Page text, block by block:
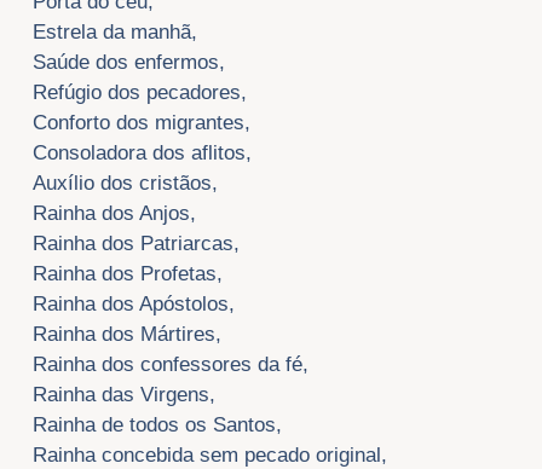
Estrela da manhã,
Saúde dos enfermos,
Refúgio dos pecadores,
Conforto dos migrantes,
Consoladora dos aflitos,
Auxílio dos cristãos,
Rainha dos Anjos,
Rainha dos Patriarcas,
Rainha dos Profetas,
Rainha dos Apóstolos,
Rainha dos Mártires,
Rainha dos confessores da fé,
Rainha das Virgens,
Rainha de todos os Santos,
Rainha concebida sem pecado original,